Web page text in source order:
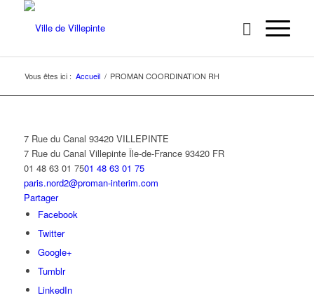
Vous êtes ici : Accueil / PROMAN COORDINATION RH
7 Rue du Canal 93420 VILLEPINTE
7 Rue du Canal Villepinte Île-de-France 93420 FR
01 48 63 01 7501 48 63 01 75
paris.nord2@proman-interim.com
Partager
Facebook
Twitter
Google+
Tumblr
LinkedIn